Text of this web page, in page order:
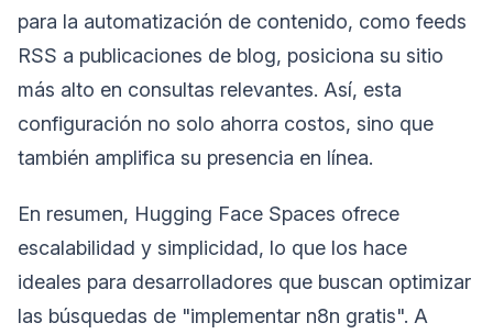
para la automatización de contenido, como feeds
RSS a publicaciones de blog, posiciona su sitio
más alto en consultas relevantes. Así, esta
configuración no solo ahorra costos, sino que
también amplifica su presencia en línea.
En resumen, Hugging Face Spaces ofrece
escalabilidad y simplicidad, lo que los hace
ideales para desarrolladores que buscan optimizar
las búsquedas de "implementar n8n gratis". A